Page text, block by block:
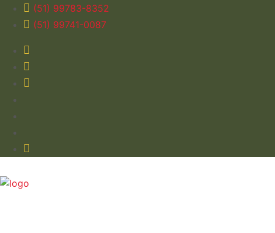
(51) 99783-8352
(51) 99741-0087